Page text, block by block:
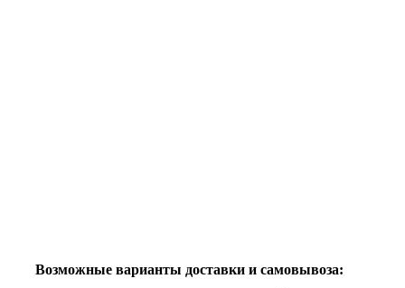
Возможные варианты доставки и самовывоза: